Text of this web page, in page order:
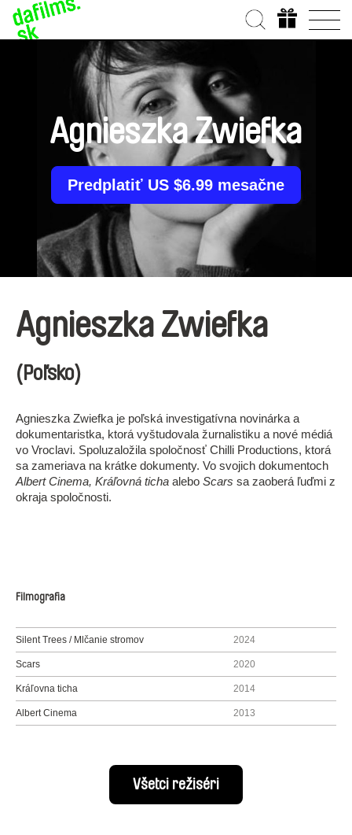
Agnieszka Zwiefka
Predplatiť US $6.99 mesačne
Agnieszka Zwiefka
(Poľsko)
Agnieszka Zwiefka je poľská investigatívna novinárka a
dokumentaristka, ktorá vyštudovala žurnalistiku a nové médiá
vo Vroclavi. Spoluzaložila spoločnosť Chilli Productions, ktorá
sa zameriava na krátke dokumenty. Vo svojich dokumentoch
Albert Cinema, Kráľovná ticha alebo Scars sa zaoberá ľuďmi z
okraja spoločnosti.
Filmografia
Silent Trees / Mlčanie stromov 2024
Scars 2020
Kráľovna ticha 2014
Albert Cinema 2013
Všetci režiséri